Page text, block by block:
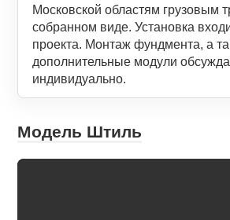
Московской областям грузовым
собранном виде. Установка
проекта. Монтаж фундмента, а
дополнительные модули
индивидуально.
Модель Штиль